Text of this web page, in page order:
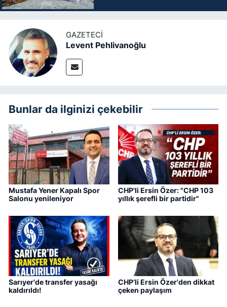
GAZETECI
Levent Pehlivanoğlu
Bunlar da ilginizi çekebilir
Mustafa Yener Kapalı Spor
Salonu yenileniyor
CHP'li Ersin Özer: "CHP 103
yıllık şerefli bir partidir"
Sarıyer'de transfer yasağı
kaldırıldı!
CHP’li Ersin Özer'den dikkat
çeken paylaşım